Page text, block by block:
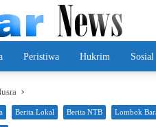
Peristiwa Hukrim Sosial
Berita Lokal Berita NTB Lombok